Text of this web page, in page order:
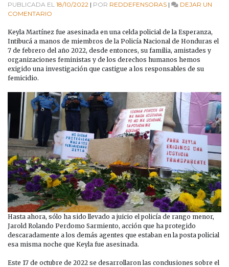
PUBLICADA EL 18/10/2022 | POR REDDEFENSORAS |
DEJAR UN
COMENTARIO
MARTÍNEZ,
20
MESES
SIN
JUSTICIA
Keyla Martínez fue asesinada en una celda policial de la Esperanza,
Intibucá a manos de miembros de la Policía Nacional de Honduras el
7 de febrero del año 2022, desde entonces, su familia, amistades y
organizaciones feministas y de los derechos humanos hemos
exigido una investigación que castigue a los responsables de su
femicidio.
Hasta ahora, sólo ha sido llevado a juicio el policía de rango menor,
Jarold Rolando Perdomo Sarmiento, acción que ha protegido
descaradamente a los demás agentes que estaban en la posta policial
esa misma noche que Keyla fue asesinada.
Este 17 de octubre de 2022 se desarrollaron las conclusiones sobre el